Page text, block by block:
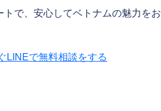
で、安心してベトナムの魅力をお
LINEで無料相談をする